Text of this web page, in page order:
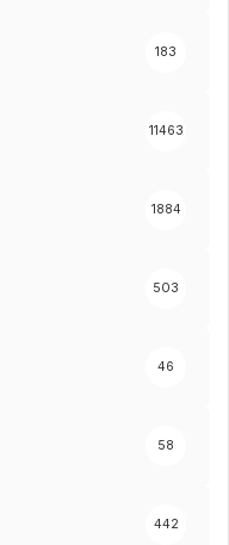
183
11463
1884
503
46
58
442